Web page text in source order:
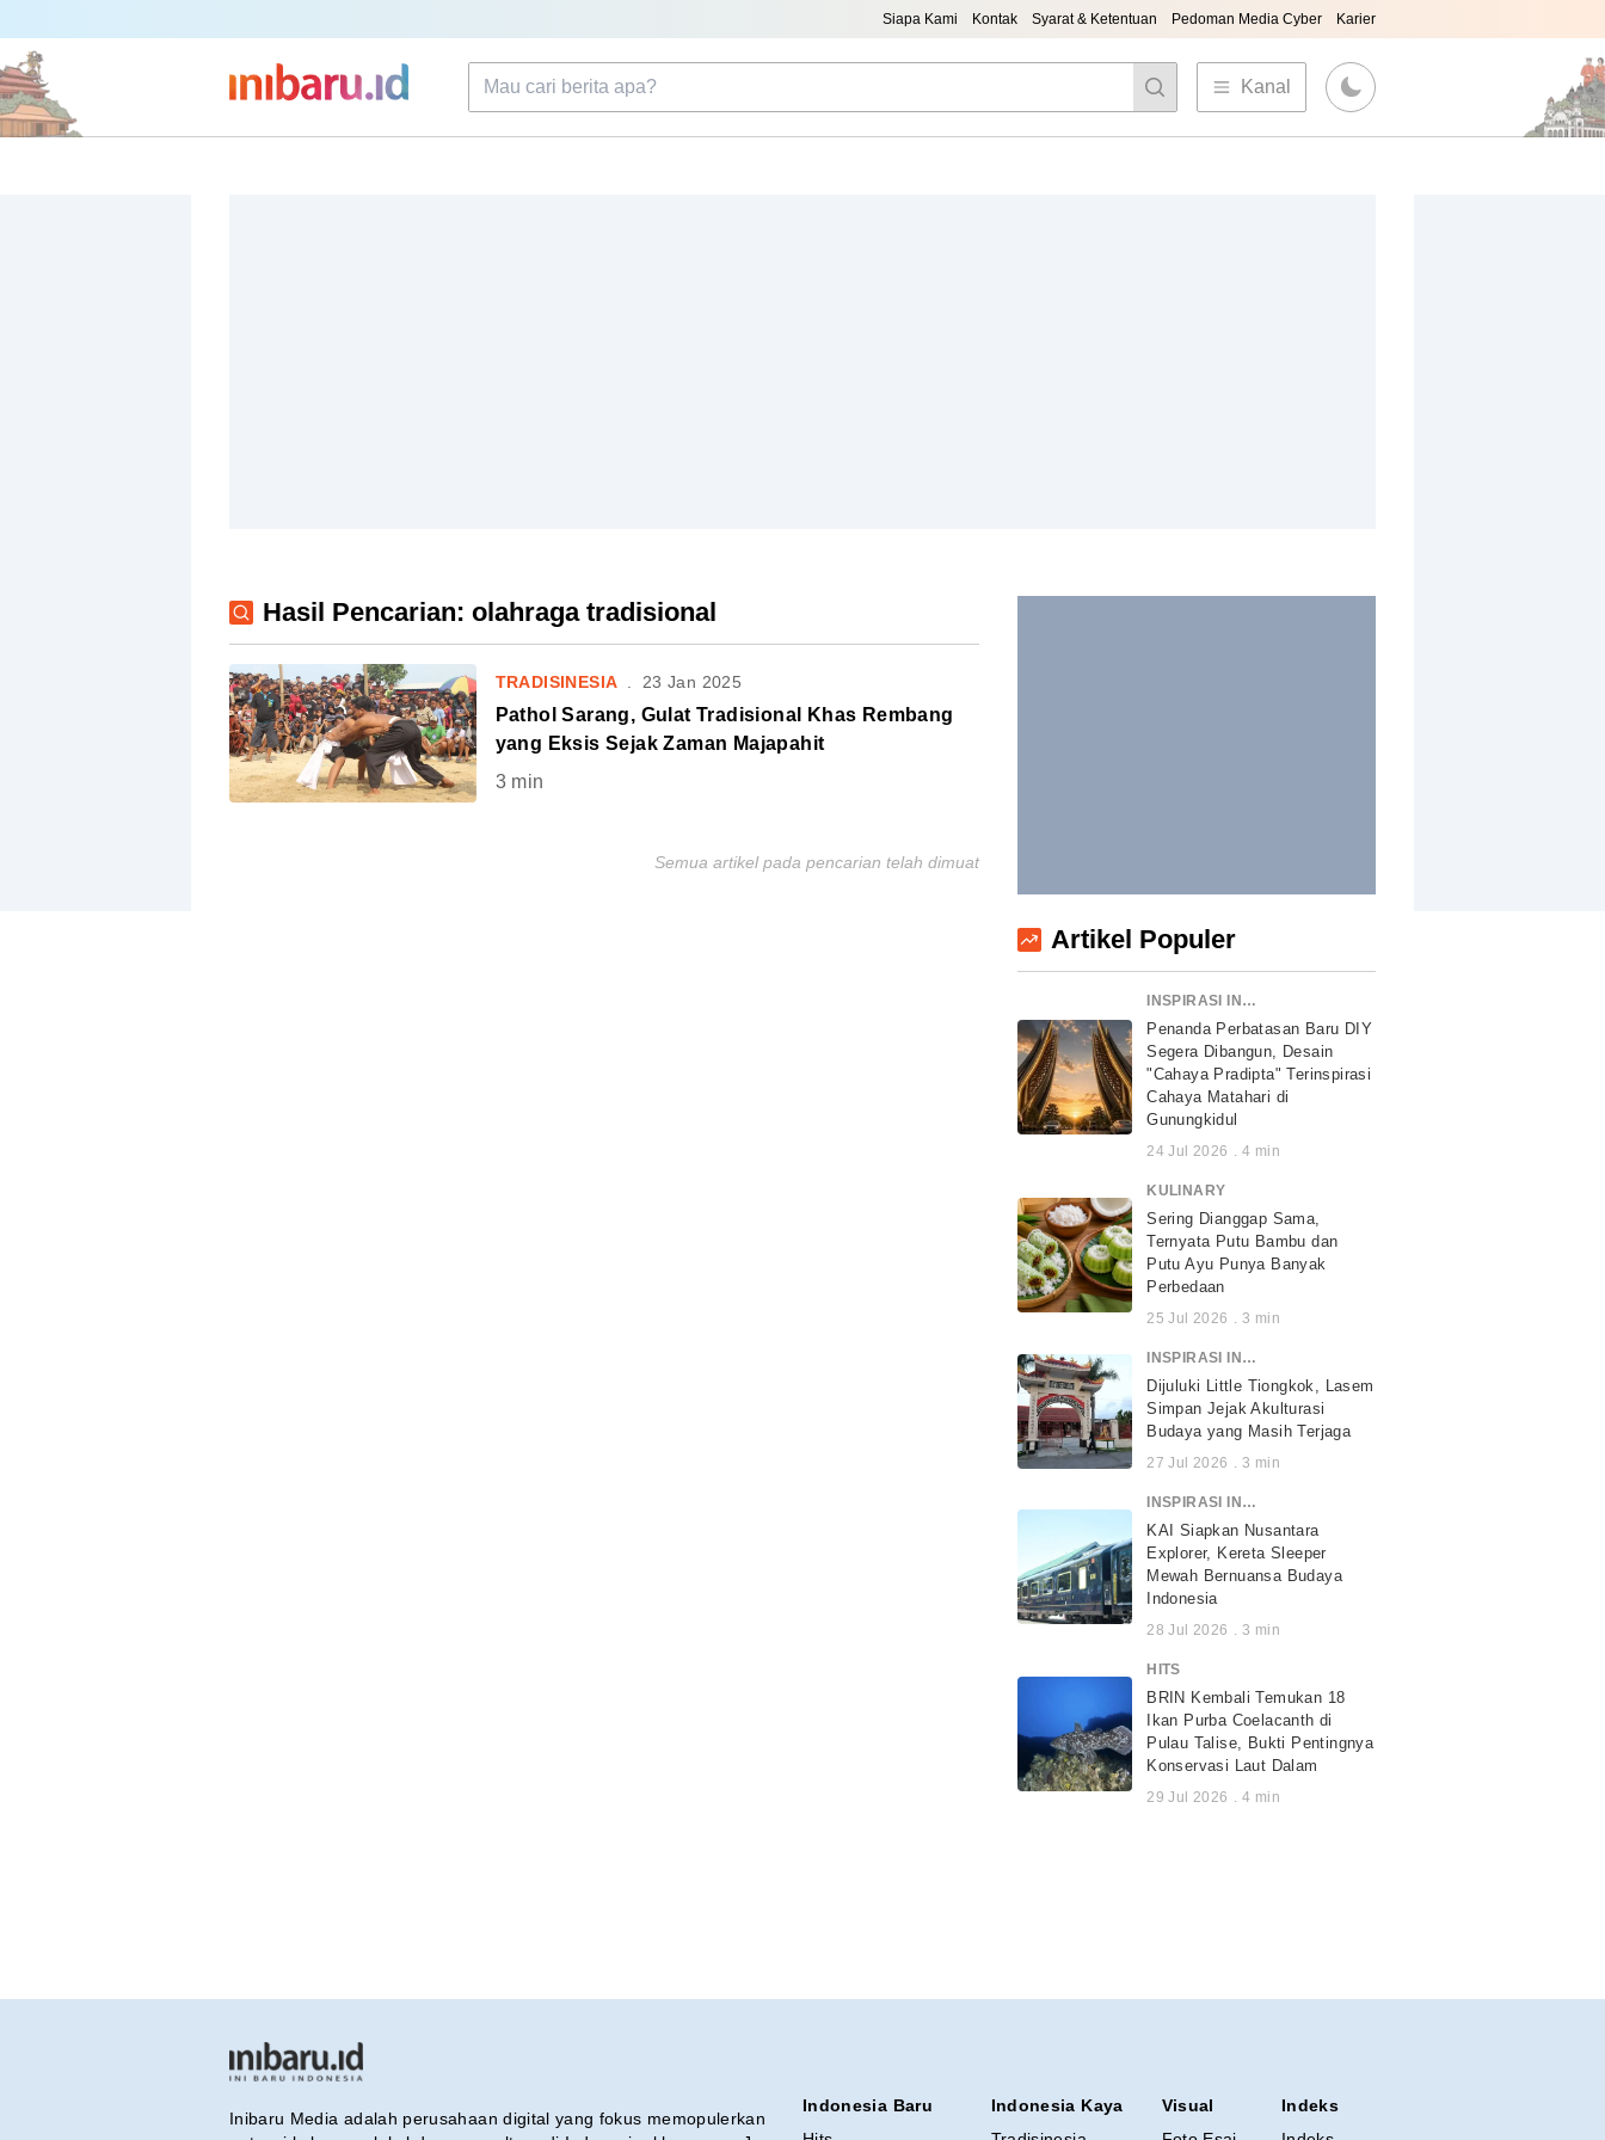
Siapa Kami Kontak Syarat & Ketentuan Pedoman Media Cyber Karier
Kanal
Hasil Pencarian: olahraga tradisional
TRADISINESIA 23 Jan 2025
Pathol Sarang, Gulat Tradisional Khas Rembang
yang Eksis Sejak Zaman Majapahit
3min
Semua artikel pada pencarian telah dimuat
Artikel Populer
INSPIRASI INDONESIA
Penanda Perbatasan Baru DIY
Segera Dibangun, Desain
"Cahaya Pradipta" Terinspirasi
Cahaya Matahari di
Gunungkidul
24 Jul 2026 . 4 min
KULINARY
Sering Dianggap Sama,
Ternyata Putu Bambu dan
Putu Ayu Punya Banyak
Perbedaan
25 Jul 2026 . 3 min
INSPIRASI INDONESIA
Dijuluki Little Tiongkok, Lasem
Simpan Jejak Akulturasi
Budaya yang Masih Terjaga
27 Jul 2026 . 3 min
INSPIRASI INDONESIA
KAI Siapkan Nusantara
Explorer, Kereta Sleeper
Mewah Bernuansa Budaya
Indonesia
28 Jul 2026 . 3 min
HITS
BRIN Kembali Temukan 18
Ikan Purba Coelacanth di
Pulau Talise, Bukti Pentingnya
Konservasi Laut Dalam
29 Jul 2026 . 4 min
Inibaru Media adalah perusahaan digital yang fokus memopulerkan
Indonesia Baru
Indonesia Kaya
Visual
Indeks